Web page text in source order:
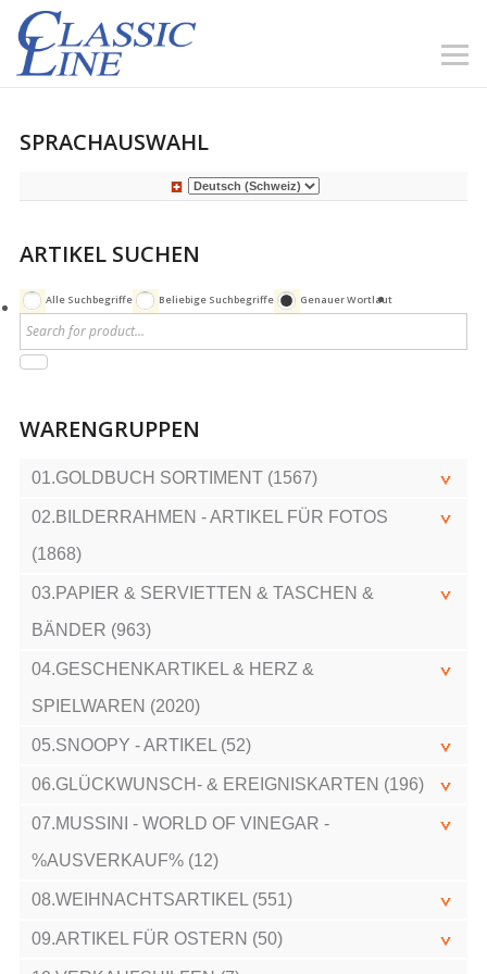
SPRACHAUSWAHL
ARTIKEL SUCHEN
Alle Suchbegriffe Beliebige Suchbegriffe Genauer Wortlaut
WARENGRUPPEN
01.GOLDBUCH SORTIMENT (1567)
02.BILDERRAHMEN - ARTIKEL FÜR FOTOS
(1868)
03.PAPIER & SERVIETTEN & TASCHEN &
BÄNDER (963)
04.GESCHENKARTIKEL & HERZ &
SPIELWAREN (2020)
05.SNOOPY - ARTIKEL (52)
06.GLÜCKWUNSCH- & EREIGNISKARTEN (196)
07.MUSSINI - WORLD OF VINEGAR -
%AUSVERKAUF% (12)
08.WEIHNACHTSARTIKEL (551)
09.ARTIKEL FÜR OSTERN (50)